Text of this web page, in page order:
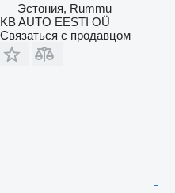
Эстония, Rummu
KB AUTO EESTI OÜ
Связаться с продавцом